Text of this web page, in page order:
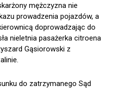
mężczyzna nie
prowadzenia pojazdów, a
doprowadzając do
nieletnia pasażerka citroena
Gąsiorowski z
do zatrzymanego Sąd